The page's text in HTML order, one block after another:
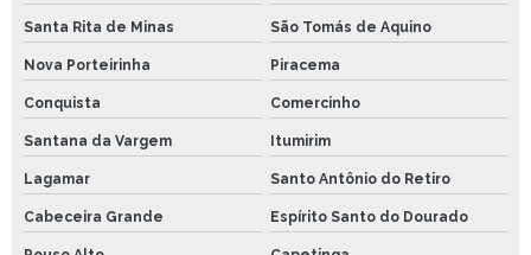
Santa Rita de Minas São Tomás de Aquino
Nova Porteirinha Piracema
Conquista Comercinho
Santana da Vargem Itumirim
Lagamar Santo Antônio do Retiro
Cabeceira Grande Espírito Santo do Dourado